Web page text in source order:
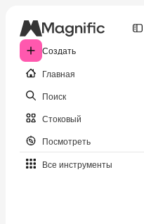
Создать
Главная
Поиск
Стоковый
Посмотреть
Все инструменты